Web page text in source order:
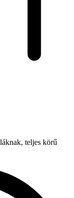
teljes körű